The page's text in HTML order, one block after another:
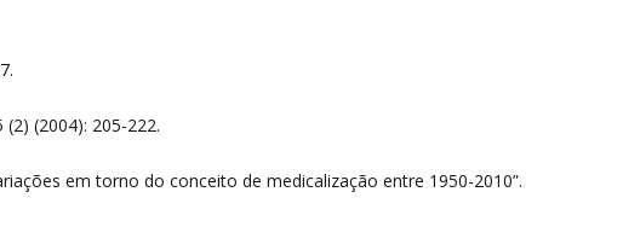
(2) (2004): 205-222.
em torno do conceito de medicalização entre 1950-2010”.